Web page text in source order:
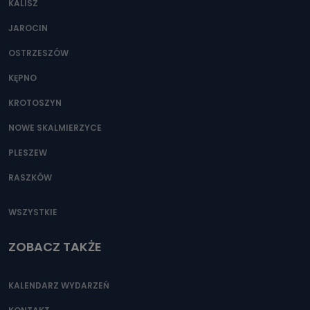
Można to zrobić pod numerem telefonu 62 735-51-05 lub
KALISZ
JAROCIN
OSTRZESZÓW
KĘPNO
KROTOSZYN
NOWE SKALMIERZYCE
PLESZEW
RASZKÓW
WSZYSTKIE
ZOBACZ TAKŻE
KALENDARZ WYDARZEŃ